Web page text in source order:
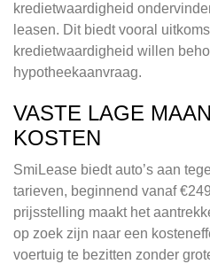
kredietwaardigheid
leasen. Dit biedt vooral
kredietwaardigheid willen
hypotheekaanvraag.
VASTE LAGE
KOSTEN
SmiLease biedt auto’s aan
tarieven, beginnend vanaf
prijsstelling maakt het
op zoek zijn naar een
voertuig te bezitten zonder